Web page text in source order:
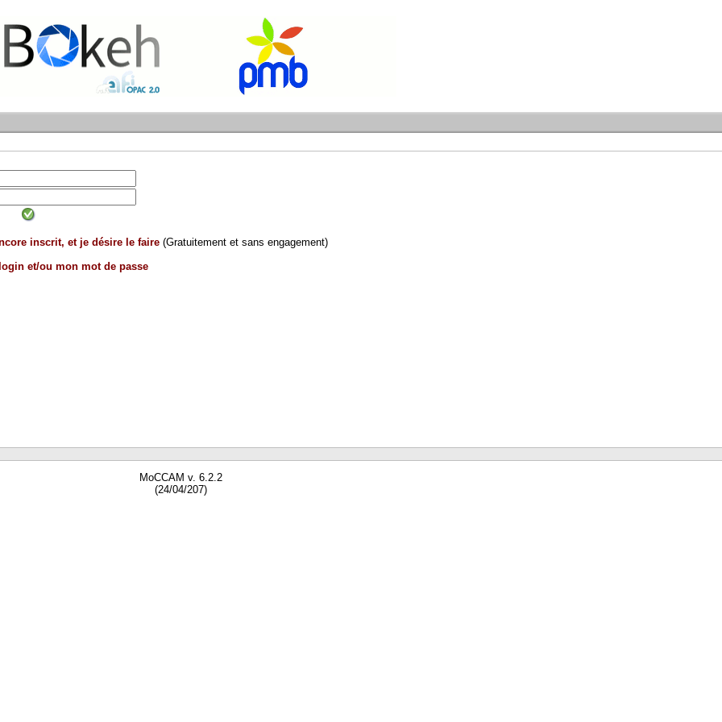
inscrit, et je désire le faire (Gratuitement et sans engagement)
et/ou mon mot de passe
MoCCAM v. 6.2.2
(24/04/207)